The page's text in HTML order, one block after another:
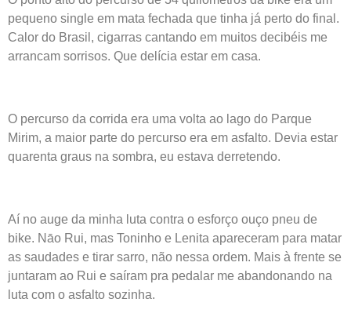
pequeno single em mata fechada que tinha já perto do final.
Calor do Brasil, cigarras cantando em muitos decibéis me
arrancam sorrisos. Que delícia estar em casa.
O percurso da corrida era uma volta ao lago do Parque
Mirim, a maior parte do percurso era em asfalto. Devia estar
quarenta graus na sombra, eu estava derretendo.
Aí no auge da minha luta contra o esforço ouço pneu de
bike. Nāo Rui, mas Toninho e Lenita apareceram para matar
as saudades e tirar sarro, não nessa ordem. Mais à frente se
juntaram ao Rui e saíram pra pedalar me abandonando na
luta com o asfalto sozinha.